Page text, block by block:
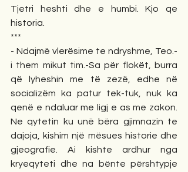
Tjetri heshti dhe e humbi. Kjo qe
historia.
***
- Ndajmë vlerësime te ndryshme, Teo.-
i them mikut tim.-Sa për flokët, burra
që lyheshin me të zezë, edhe në
socializëm ka patur tek-tuk, nuk ka
qenë e ndaluar me ligj e as me zakon.
Ne qytetin ku unë bëra gjimnazin te
dajoja, kishim një mësues historie dhe
gjeografie. Ai kishte ardhur nga
kryeqyteti dhe na bënte përshtypje